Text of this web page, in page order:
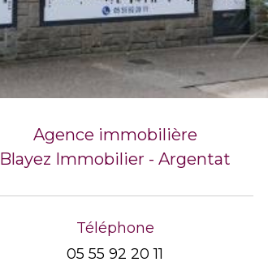
Agence immobilière
Blayez Immobilier - Argentat
Téléphone
05 55 92 20 11